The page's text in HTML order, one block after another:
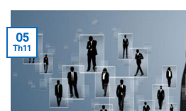
05
Th11